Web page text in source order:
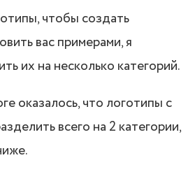
чтобы создать
вас примерами, я
их на несколько категорий.
оказалось, что логотипы с
всего на 2 категории,